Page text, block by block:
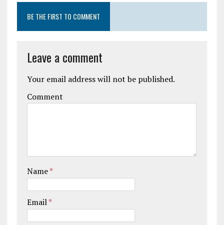
BE THE FIRST TO COMMENT
Leave a comment
Your email address will not be published.
Comment
Name*
Email*